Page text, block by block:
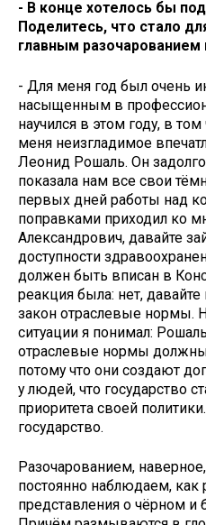
- В конце хотелось бы
Поделитесь, что стало
главным
- Для меня год был очень
насыщенным в
научился в этом году, в
меня неизгладимое
Леонид Рошаль. Он
показала нам все свои
первых дней работы над
поправками приходил ко
Александрович, давайте
доступности
должен быть вписан в
реакция была: нет,
закон отраслевые нормы.
ситуации я понимал:
отраслевые нормы
потому что они создают
у людей, что государство
приоритета своей
государство.
Разочарованием,
постоянно наблюдаем,
представления о чёрном и